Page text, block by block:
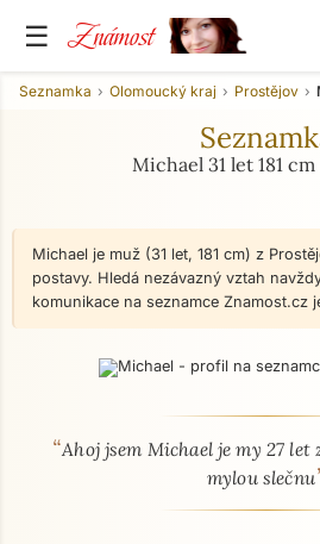
☰ Známost
Seznamka Olomoucký kraj Prostějov
Michael 31 let 181
Michael je muž (31 let, 181 cm) z
postavy. Hledá nezávazný vztah
komunikace na seznamce Znamost.cz
O mně - seznamka profil
“Ahoj jsem Michael je my 27 let
mylou slečnu